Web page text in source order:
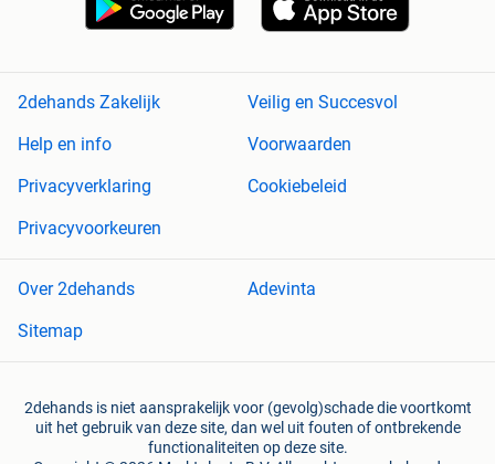
2dehands Zakelijk
Veilig en Succesvol
Help en info
Voorwaarden
Privacyverklaring
Cookiebeleid
Privacyvoorkeuren
Over 2dehands
Adevinta
Sitemap
2dehands is niet aansprakelijk voor (gevolg)schade die voortkomt
uit het gebruik van deze site, dan wel uit fouten of ontbrekende
functionaliteiten op deze site.